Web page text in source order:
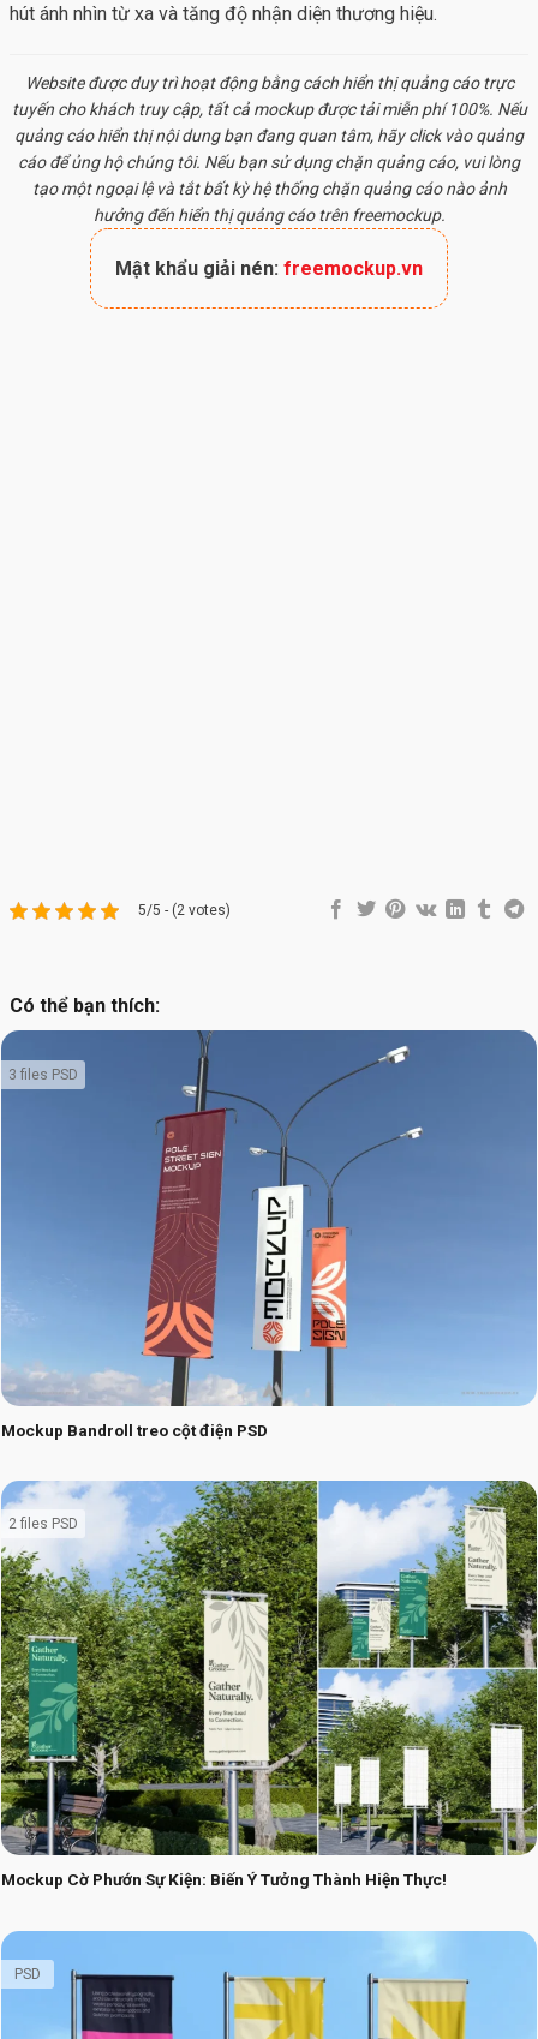
hút ánh nhìn từ xa và tăng độ nhận diện thương hiệu.
Website được duy trì hoạt động bằng cách hiển thị quảng cáo trực
tuyến cho khách truy cập, tất cả mockupđược tải miễn phí 100%. Nếu
quảng cáo hiển thị nội dung bạn đang quan tâm, hãy click vào quảng
cáo để ủng hộ chúng tôi. Nếu bạn sử dụng chặn quảng cáo, vui lòng
tạo một ngoại lệ và tắt bất kỳ hệ thống chặn quảng cáo nào ảnh
hưởng đến hiển thị quảng cáo trên freemockup.
Mật khẩu giải nén: freemockup.vn
5/5 - (2 votes)
Có thể bạn thích:
Mockup Bandroll treo cột điện PSD
3 files PSD
Mockup Cờ Phướn Sự Kiện: Biến Ý Tưởng Thành Hiện Thực!
2 files PSD
PSD